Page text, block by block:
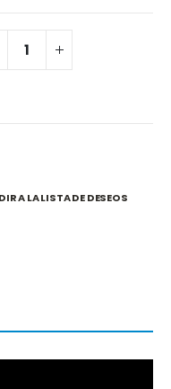
A LA LISTA DE DESEOS